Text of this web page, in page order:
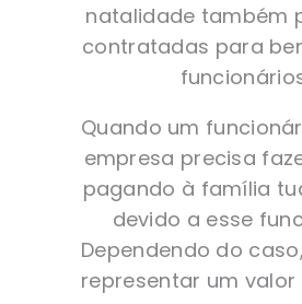
natalidade também
contratadas para
Quando um
empresa precisa
pagando à família
devido a esse
Dependendo do
representar um